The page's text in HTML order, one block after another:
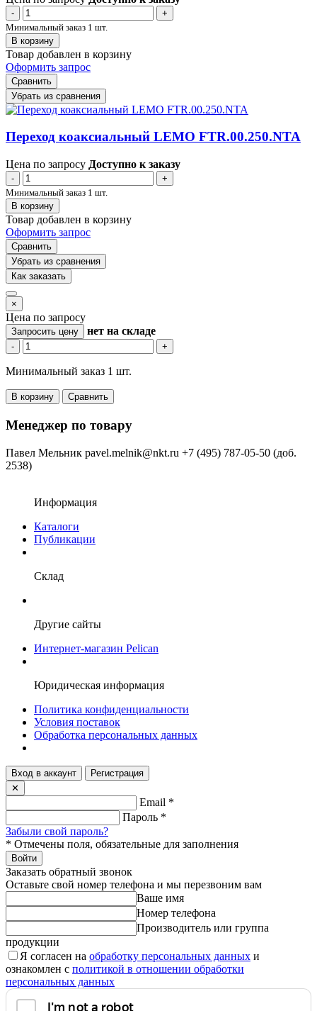
-
+
Минимальный заказ 1 шт.
В корзину
Товар добавлен в корзину
Оформить запрос
Сравнить
Убрать из сравнения
Переход коаксиальный LEMO FTR.00.250.NTA
Цена по запросу Доступно к заказу
-
+
Минимальный заказ 1 шт.
В корзину
Товар добавлен в корзину
Оформить запрос
Сравнить
Убрать из сравнения
Как заказать
×
Цена по запросу
Запросить цену нет на складе
- +
Минимальный заказ 1 шт.
В корзину Сравнить
Менеджер по товару
Павел Мельник pavel.melnik@nkt.ru +7 (495) 787-05-50 (доб.
2538)
Информация
Каталоги
Публикации
Склад
Другие сайты
Интернет-магазин Pelican
Юридическая информация
Политика конфиденциальности
Условия поставок
Обработка персональных данных
Вход в аккаунт
Регистрация
✕
Email *
Пароль *
Забыли свой пароль?
* Отмечены поля, обязательные для заполнения
Войти
Заказать обратный звонок
Оставьте свой номер телефона и мы перезвоним вам
Ваше имя
Номер телефона
Производитель или группа
продукции
Я согласен на обработку персональных данных и
ознакомлен с политикой в отношении обработки
персональных данных